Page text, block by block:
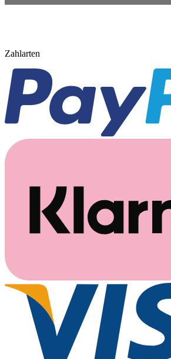
Zahlarten